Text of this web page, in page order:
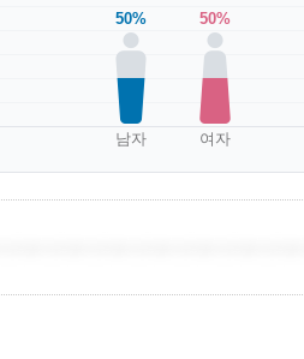
50%
남자
50%
여자